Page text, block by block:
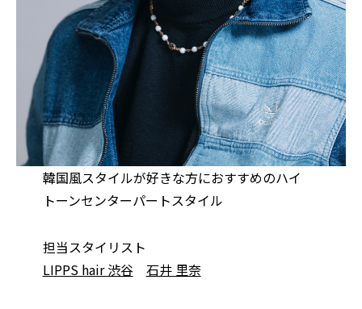
韓国風スタイルが好きな方におすすめのハイ
トーンセンターパートスタイル
担当スタイリスト
LIPPS hair 渋谷
石井 里奈